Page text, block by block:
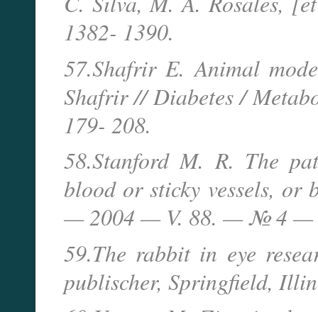
1382- 1390.
57.Shafrir E. Animal
Shafrir // Diabetes /
179- 208.
58.Stanford M. R. The
blood or sticky vessels,
— 2004 — V. 88. — № 4 —
59.The rabbit in eye
publischer, Springfield,